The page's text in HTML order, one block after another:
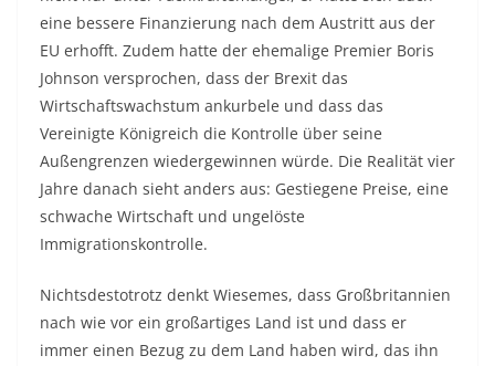
eine bessere Finanzierung nach dem Austritt aus der
EU erhofft. Zudem hatte der ehemalige Premier Boris
Johnson versprochen, dass der Brexit das
Wirtschaftswachstum ankurbele und dass das
Vereinigte Königreich die Kontrolle über seine
Außengrenzen wiedergewinnen würde. Die Realität vier
Jahre danach sieht anders aus: Gestiegene Preise, eine
schwache Wirtschaft und ungelöste
Immigrationskontrolle.
Nichtsdestotrotz denkt Wiesemes, dass Großbritannien
nach wie vor ein großartiges Land ist und dass er
immer einen Bezug zu dem Land haben wird, das ihn